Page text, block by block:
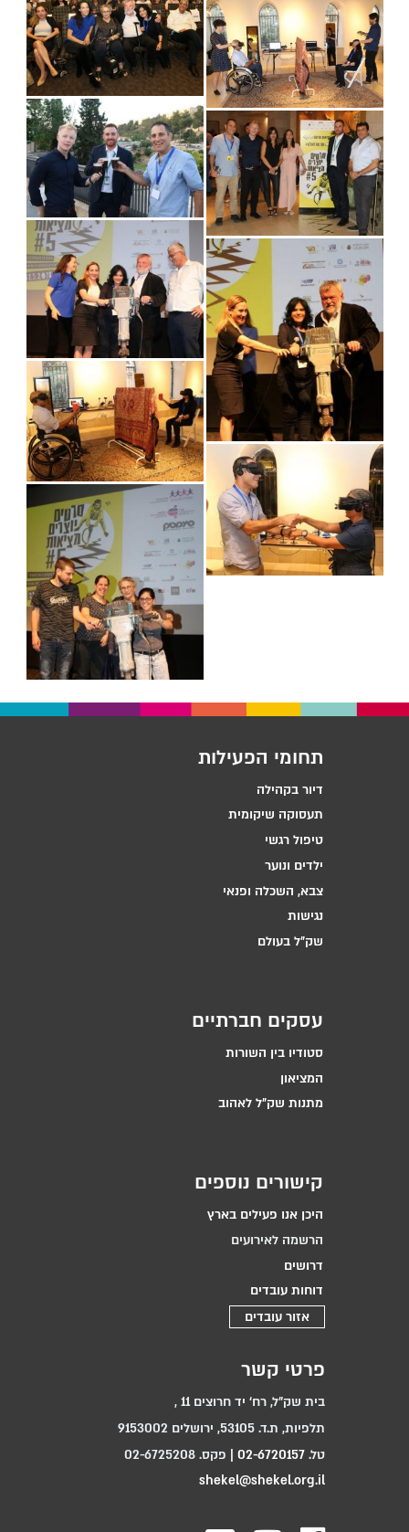
תחומי הפעילות
דיור בקהילה
תעסוקה שיקומית
טיפול רגשי
ילדים ונוער
צבא, השכלה ופנאי
נגישות
שק״ל בעולם
עסקים חברתיים
סטודיו בין השורות
המציאון
מתנות שק״ל לאהוב
קישורים נוספים
היכן אנו פעילים בארץ
הרשמה לאירועים
דרושים
דוחות עובדים
אזור עובדים
פרטי קשר
בית שק"ל, רח‘ יד חרוצים 11 ,
תלפיות, ת.ד. 53105, ירושלים 9153002
טל.02-6720157 | פקס. 02-6725208
shekel@shekel.org.il